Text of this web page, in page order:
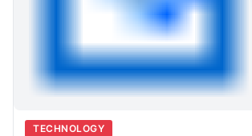
TECHNOLOGY